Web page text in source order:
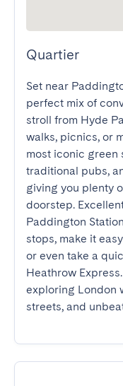
Quartier
Set near
perfect mix of
stroll from Hyde
walks, picnics, or
most iconic green
traditional pubs,
giving you plenty
doorstep.
Paddington
stops, make it
or even take a
Heathrow
exploring London
streets, and